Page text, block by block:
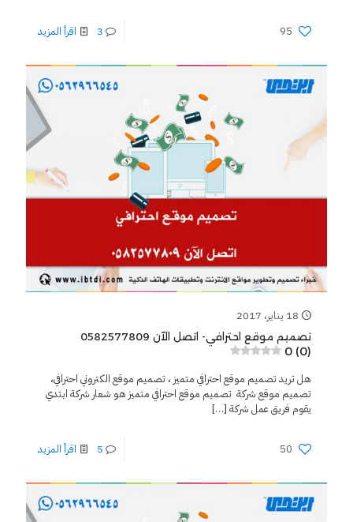
95
3 اقرأ المزيد
18 يناير، 2017
تصميم موقع احترافي- اتصل الآن 0582577809
0 (0)
هل تريد تصميم موقع احترافي متميز ، تصميم موقع الكتروني احترافي،
تصميم موقع شركة تصميم موقع احترافي متميز هو شعار شركة ابتدي
يقوم فريق عمل شركة […]
50
5 اقرأ المزيد